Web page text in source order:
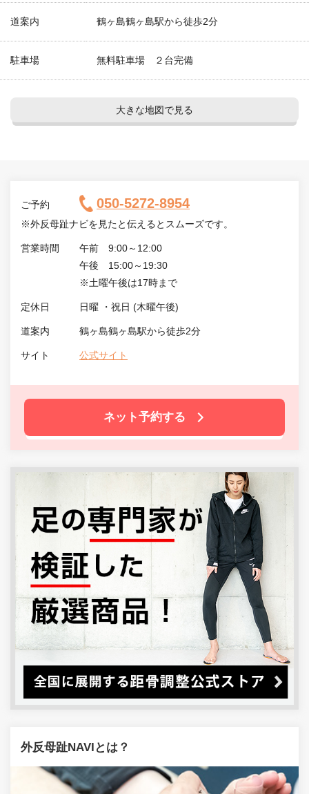
道案内 鶴ヶ島鶴ヶ島駅から徒歩2分
駐車場 無料駐車場 ２台完備
大きな地図で見る
ご予約 050-5272-8954
※外反母趾ナビを見たと伝えるとスムーズです。
営業時間
午前 9:00～12:00
午後 15:00～19:30
※土曜午後は17時まで
定休日 日曜 ・祝日 (木曜午後)
道案内 鶴ヶ島鶴ヶ島駅から徒歩2分
サイト 公式サイト
ネット予約する
外反母趾NAVIとは？